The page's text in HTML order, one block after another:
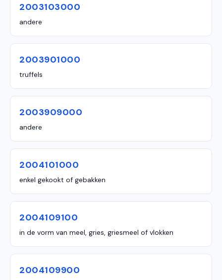
2003103000
andere
2003901000
truffels
2003909000
andere
2004101000
enkel gekookt of gebakken
2004109100
in de vorm van meel, gries, griesmeel of vlokken
2004109900